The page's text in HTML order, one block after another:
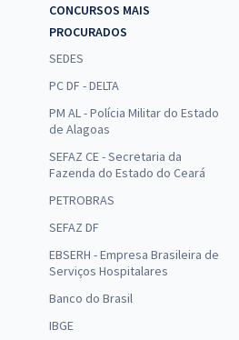
CONCURSOS MAIS
PROCURADOS
SEDES
PC DF - DELTA
PM AL - Polícia Militar do Estado
de Alagoas
SEFAZ CE - Secretaria da
Fazenda do Estado do Ceará
PETROBRAS
SEFAZ DF
EBSERH - Empresa Brasileira de
Serviços Hospitalares
Banco do Brasil
IBGE